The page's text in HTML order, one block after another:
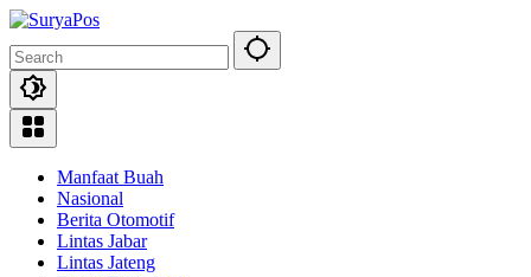
Skip
content
Manfaat Buah
Nasional
Berita Otomotif
Lintas Jabar
Lintas Jateng